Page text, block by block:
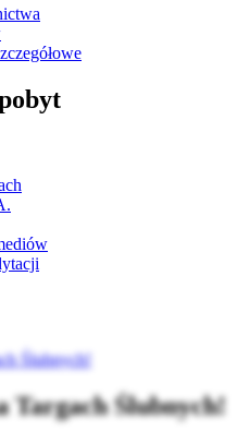
Ślubnych!
Targach Ślubnych!